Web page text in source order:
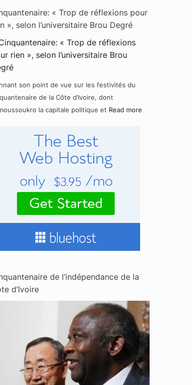
« Trop de réflexions pour
», selon l’universitaire Brou Degré
son point de vue sur les festivités du
de la Côte d’Ivoire, dont
la capitale politique et Read more
de l’indépendance de la
d’Ivoire